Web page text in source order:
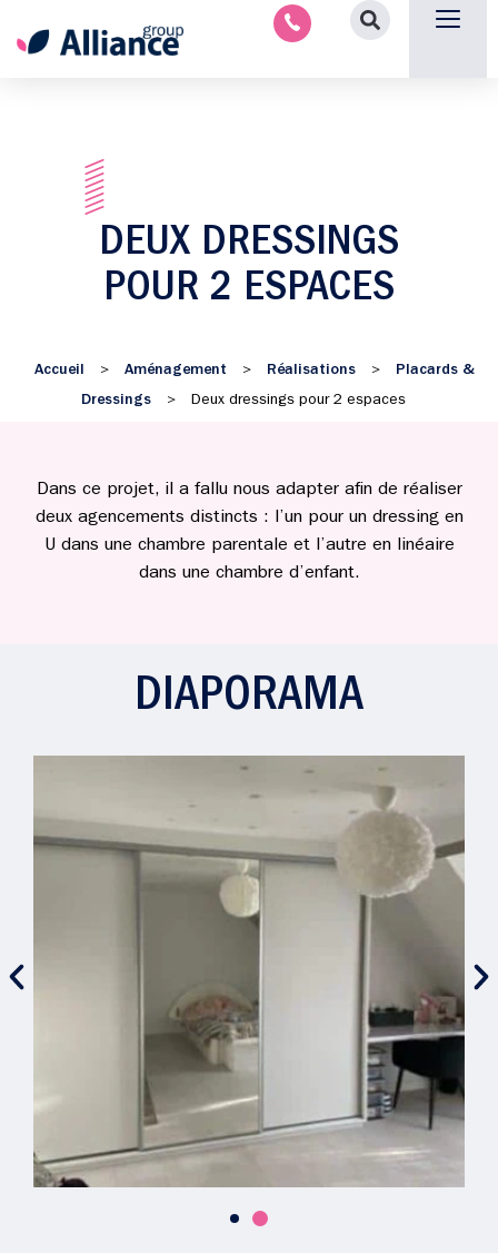
DEUX DRESSINGS
POUR 2 ESPACES
Accueil > Aménagement > Réalisations >
Placards &
Dressings
> Deux dressings pour 2 espaces
Dans ce projet, il a fallu nous adapter afin de réaliser
deux agencements distincts : l’un pour un dressing en
U dans une chambre parentale et l’autre en linéaire
dans une chambre d’enfant.
DIAPORAMA